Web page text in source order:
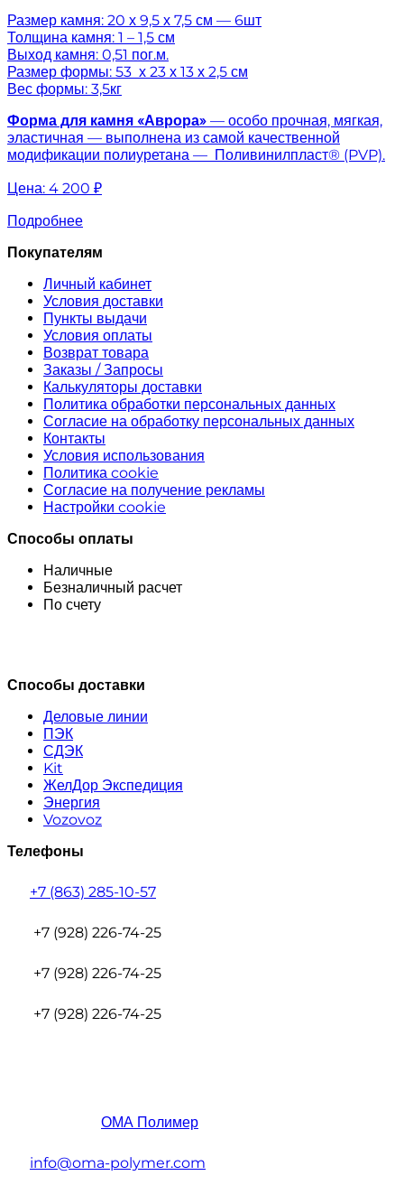
Размер камня: 20 х 9,5 х 7,5 см — 6шт
Толщина камня: 1 – 1,5 см
Выход камня: 0,51 пог.м.
Размер формы: 53 х 23 х 13 х 2,5 см
Вес формы: 3,5кг
Форма для камня «Аврора» — особо прочная, мягкая,
эластичная — выполнена из самой качественной
модификации полиуретана — Поливинилпласт® (PVP).
Цена: 4 200 ₽
Подробнее
Покупателям
Личный кабинет
Условия доставки
Пункты выдачи
Условия оплаты
Возврат товара
Заказы / Запросы
Калькуляторы доставки
Политика обработки персональных данных
Согласие на обработку персональных данных
Контакты
Условия использования
Политика cookie
Согласие на получение рекламы
Настройки cookie
Способы оплаты
Наличные
Безналичный расчет
По счету
Способы доставки
Деловые линии
ПЭК
СДЭК
Kit
ЖелДор Экспедиция
Энергия
Vozovoz
Телефоны
+7 (863) 285-10-57
+7 (928) 226-74-25
+7 (928) 226-74-25
+7 (928) 226-74-25
ОМА Полимер
info@oma-polymer.com